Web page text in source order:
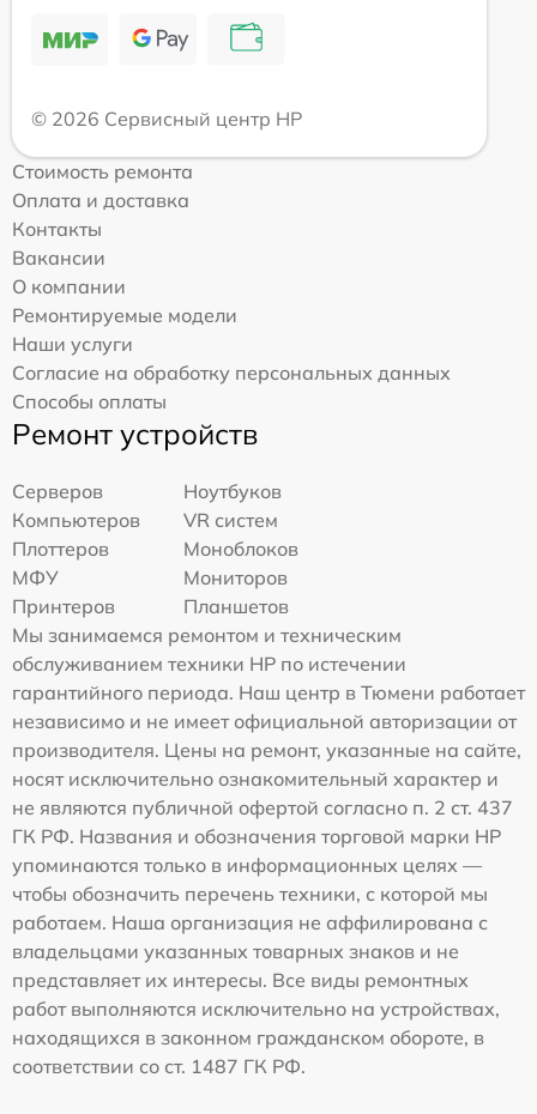
© 2026 Сервисный центр HP
Стоимость ремонта
Оплата и доставка
Контакты
Вакансии
О компании
Ремонтируемые модели
Наши услуги
Согласие на обработку персональных данных
Способы оплаты
Ремонт устройств
Серверов
Ноутбуков
Компьютеров
VR систем
Плоттеров
Моноблоков
МФУ
Мониторов
Принтеров
Планшетов
Мы занимаемся ремонтом и техническим
обслуживанием техники HP по истечении
гарантийного периода. Наш центр в Тюмени работает
независимо и не имеет официальной авторизации от
производителя. Цены на ремонт, указанные на сайте,
носят исключительно ознакомительный характер и
не являются публичной офертой согласно п. 2 ст. 437
ГК РФ. Названия и обозначения торговой марки HP
упоминаются только в информационных целях —
чтобы обозначить перечень техники, с которой мы
работаем. Наша организация не аффилирована с
владельцами указанных товарных знаков и не
представляет их интересы. Все виды ремонтных
работ выполняются исключительно на устройствах,
находящихся в законном гражданском обороте, в
соответствии со ст. 1487 ГК РФ.